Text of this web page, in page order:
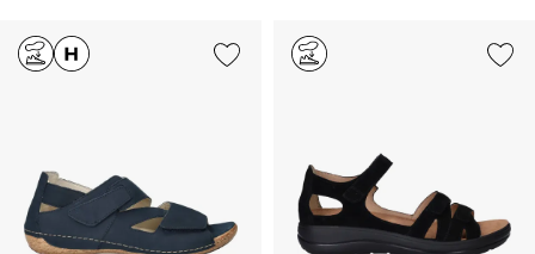
Add to Wishlist Add to